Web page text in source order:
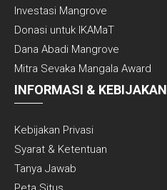
Investasi Mangrove
Donasi untuk IKAMaT
Dana Abadi Mangrove
Mitra Sevaka Mangala Award
INFORMASI & KEBIJAKAN
Kebijakan Privasi
Syarat & Ketentuan
Tanya Jawab